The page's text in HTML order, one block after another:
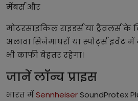
मेंबर्स और
मोटरसाइकिल राइडर्स या ट्रैवलर्स
अलावा सिनेमाघरों या स्पोर्ट्स इवेंट
भी काफी बेहतर रहेगा।
जानें लॉन्च प्राइस
भारत मेंSennheiserSoundProtex